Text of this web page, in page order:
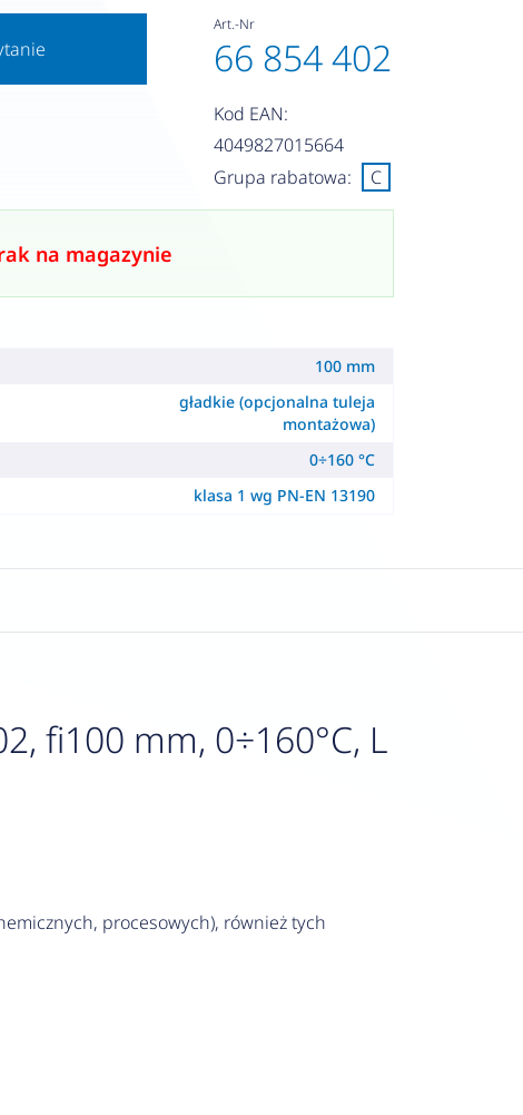
Art.-Nr
66 854 402
Kod EAN:
4049827015664
Grupa rabatowa:
C
na magazynie
100 mm
gładkie (opcjonalna tuleja
montażowa)
0÷160 °C
klasa 1 wg PN-EN 13190
fi100 mm, 0÷160°C, L
procesowych), również tych